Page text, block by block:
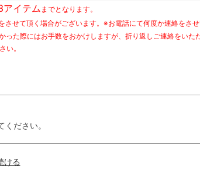
アイテムまでとなります。
せて頂く場合がございます。※お電話にて何度か連絡をさせ
た際にはお手数をおかけしますが、折り返しご連絡をいた
い。
ださい。